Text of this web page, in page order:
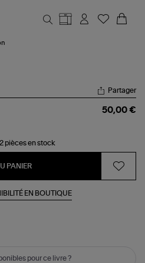
Partager
50,00 €
pièces en stock
PANIER
EN BOUTIQUE
pour ce livre ?